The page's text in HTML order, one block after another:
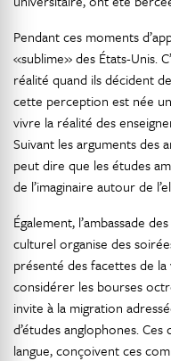
Pendant ces moments
«sublime» des États-Unis.
réalité quand ils décident
cette perception est née
vivre la réalité des
Suivant les arguments des
peut dire que les études
de l’imaginaire autour de
Également, l’ambassade
culturel organise des
présenté des facettes de la
considérer les bourses
invite à la migration
d’études anglophones.
langue, conçoivent ces